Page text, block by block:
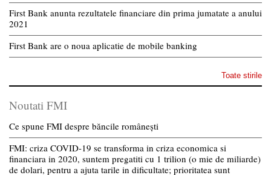
First Bank anunta rezultatele financiare din prima jumatate a anului
2021
First Bank are o noua aplicatie de mobile banking
Toate stirile
Noutati FMI
Ce spune FMI despre băncile românești
FMI: criza COVID-19 se transforma in criza economica si
financiara in 2020, suntem pregatiti cu 1 trilion (o mie de miliarde)
de dolari, pentru a ajuta tarile in dificultate; prioritatea sunt